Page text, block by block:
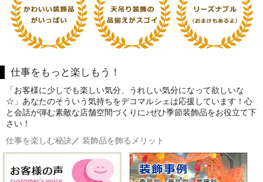
仕事をもっと楽しもう！
「お客様に少しでも楽しい気分、うれしい気分になって欲しいな
☆」あなたのそういう気持ちをデコマルシェは応援しています！心
と会話が弾む素敵な店舗空間づくりに♪ぜひ季節装飾品をお役立て下
さい！
仕事を楽しむ秘訣／ 装飾品を飾るメリット